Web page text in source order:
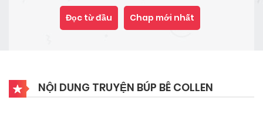
Đọc từ đầu Chap mới nhất
NỘI DUNG TRUYỆN BÚP BÊ COLLEN